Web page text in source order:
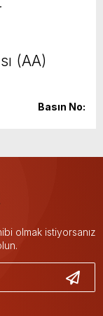
(AA)
Basın No:
olmak istiyorsanız